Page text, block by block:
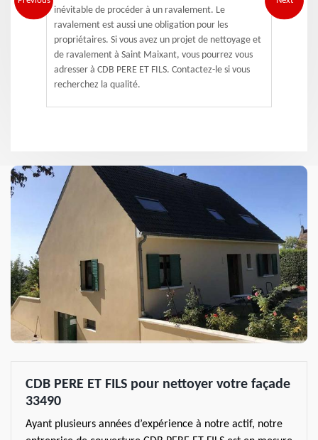
inévitable de procéder à un ravalement. Le
ravalement est aussi une obligation pour les
propriétaires. Si vous avez un projet de nettoyage et
de ravalement à Saint Maixant, vous pourrez vous
adresser à CDB PERE ET FILS. Contactez-le si vous
recherchez la qualité.
CDB PERE ET FILS pour nettoyer votre façade
33490
Ayant plusieurs années d’expérience à notre actif, notre